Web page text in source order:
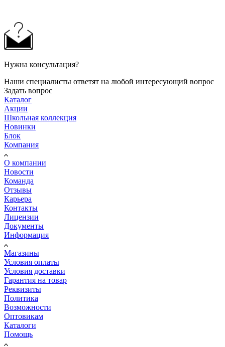
Нужна консультация?
Наши специалисты ответят на любой интересующий вопрос
Задать вопрос
Каталог
Акции
Школьная коллекция
Новинки
Блок
Компания
О компании
Новости
Команда
Отзывы
Карьера
Контакты
Лицензии
Документы
Информация
Магазины
Условия оплаты
Условия доставки
Гарантия на товар
Реквизиты
Политика
Возможности
Оптовикам
Каталоги
Помощь